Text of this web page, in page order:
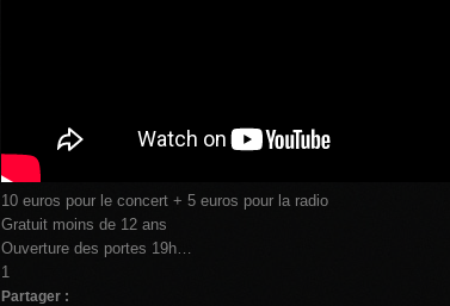
10 euros pour le concert + 5 euros pour la radio
Gratuit moins de 12 ans
Ouverture des portes 19h…
1
Partager :